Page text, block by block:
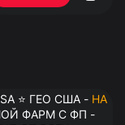
⭐ ГЕО США - НА
ФАРМ С ФП -